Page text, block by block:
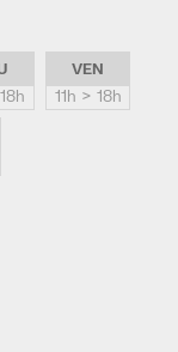
VEN
11h > 18h